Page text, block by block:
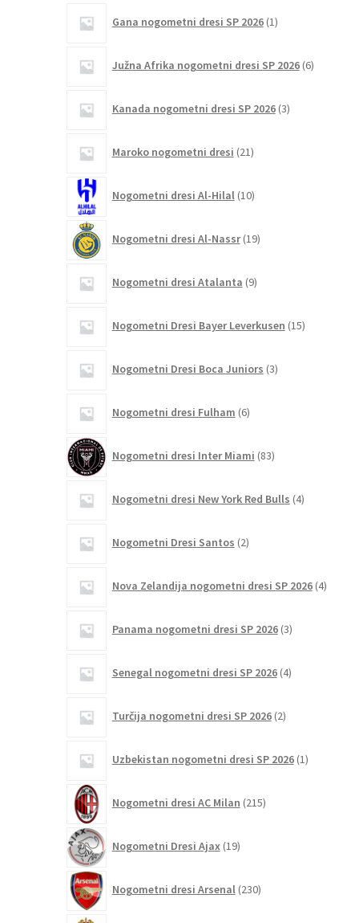
Gana nogometni dresi SP 2026 1izdelek
Južna Afrika nogometni dresi SP 2026 6izdelkov
Kanada nogometni dresi SP 2026 3izdelki
Maroko nogometni dresi 21izdelkov
Nogometni dresi Al-Hilal 10izdelkov
Nogometni dresi Al-Nassr 19izdelkov
Nogometni dresi Atalanta 9izdelkov
Nogometni Dresi Bayer Leverkusen 15izdelkov
Nogometni Dresi Boca Juniors 3izdelki
Nogometni dresi Fulham 6izdelkov
Nogometni dresi Inter Miami 83izdelkov
Nogometni dresi New York Red Bulls 4izdelki
Nogometni Dresi Santos 2izdelka
Nova Zelandija nogometni dresi SP 2026 4izdelki
Panama nogometni dresi SP 2026 3izdelki
Senegal nogometni dresi SP 2026 4izdelki
Turčija nogometni dresi SP 2026 2izdelka
Uzbekistan nogometni dresi SP 2026 1izdelek
Nogometni dresi AC Milan 215izdelkov
Nogometni Dresi Ajax 19izdelkov
Nogometni dresi Arsenal 230izdelkov